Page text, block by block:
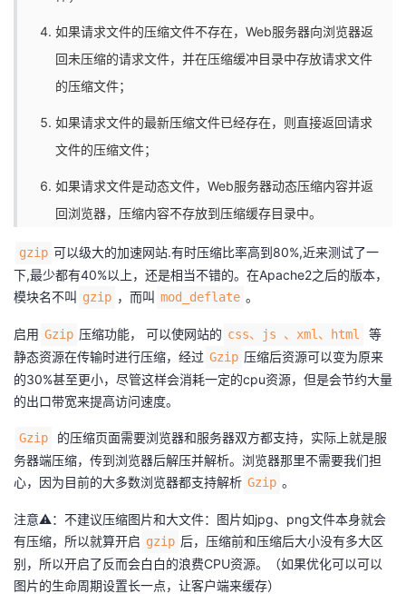
如果请求文件的压缩文件不存在，Web服务器向浏览器返
回未压缩的请求文件，并在压缩缓冲目录中存放请求文件
的压缩文件；
如果请求文件的最新压缩文件已经存在，则直接返回请求
文件的压缩文件；
如果请求文件是动态文件，Web服务器动态压缩内容并返
回浏览器，压缩内容不存放到压缩缓存目录中。
gzip 可以级大的加速网站.有时压缩比率高到80%,近来测试了一
下,最少都有40%以上，还是相当不错的。在Apache2之后的版本，
模块名不叫 gzip ，而叫 mod_deflate 。
启用 Gzip 压缩功能， 可以使网站的 css、js 、xml、html
等
静态资源在传输时进行压缩，经过 Gzip 压缩后资源可以变为原来
的30%甚至更小，尽管这样会消耗一定的cpu资源，但是会节约大量
的出口带宽来提高访问速度。
Gzip
的压缩页面需要浏览器和服务器双方都支持，实际上就是服
务器端压缩，传到浏览器后解压并解析。浏览器那里不需要我们担
心，因为目前的大多数浏览器都支持解析 Gzip 。
注意⚠️：不建议压缩图片和大文件：图片如jpg、png文件本身就会
有压缩，所以就算开启 gzip 后，压缩前和压缩后大小没有多大区
别，所以开启了反而会白白的浪费CPU资源。（如果优化可以可以
图片的生命周期设置长一点，让客户端来缓存）